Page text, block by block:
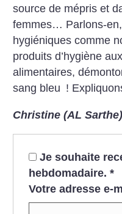
source de mépris et
femmes… Parlons-
hygiéniques comme
produits d’hygiène
alimentaires,
sang bleu !
Christine (AL Sarthe)
Je souhaite
hebdomadaire. *
Votre adresse e-